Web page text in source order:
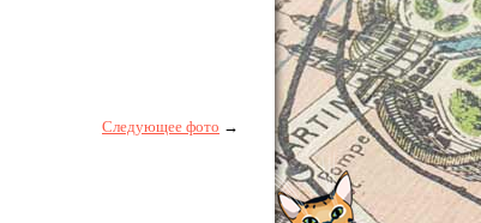
Следующее фото →